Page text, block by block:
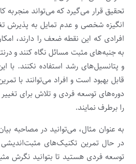
تحقیق قرار می‌گیرد که می‌تواند
انگیزه شخصی و عدم تمایل به پذیرش
افرادی که این نقطه ضعف را دارند،
به جنبه‌های مثبت مسائل نگاه کنند و
و پتانسیل‌های رشد استفاده نکنند. با
قابل بهبود است و افراد می‌توانند با
دوره‌های توسعه فردی و تلاش برای
را برطرف نمایند.
به عنوان مثال، می‌توانید در مصاحبه
در حال تمرین تکنیک‌های
توسعه فردی هستید تا بتوانید نگرش